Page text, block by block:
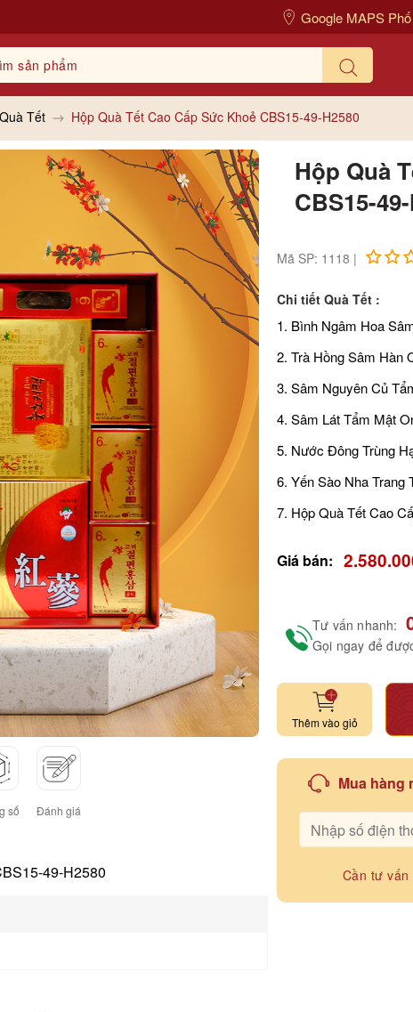
Google MAPS
Tết Hộp Quà Tết Cao Cấp Sức Khoẻ CBS15-49-H2580
số Đánh giá
49-H2580
Hộp Quà
CBS15-
Mã SP: 1118 |
Chi tiết Quà Tết :
1. Bình Ngâm Hoa
2. Trà Hồng Sâm Hàn
3. Sâm Nguyên Củ
4. Sâm Lát Tẩm Mật
5. Nước Đông Trùng
6. Yến Sào Nha Trang
7. Hộp Quà Tết Cao
Giá bán:
Tư vấn nhanh:
Gọi ngay để
Thêm vào giỏ
Mua hàng
Cần tư